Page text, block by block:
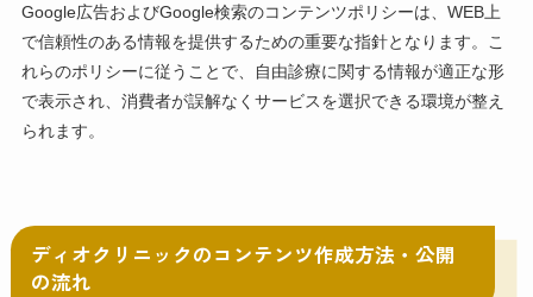
Google広告およびGoogle検索のコンテンツポリシーは、WEB上
で信頼性のある情報を提供するための重要な指針となります。こ
れらのポリシーに従うことで、自由診療に関する情報が適正な形
で表示され、消費者が誤解なくサービスを選択できる環境が整え
られます。
ディオクリニックのコンテンツ作成方法・公開
の流れ